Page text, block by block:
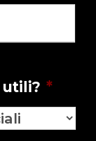
utili? *